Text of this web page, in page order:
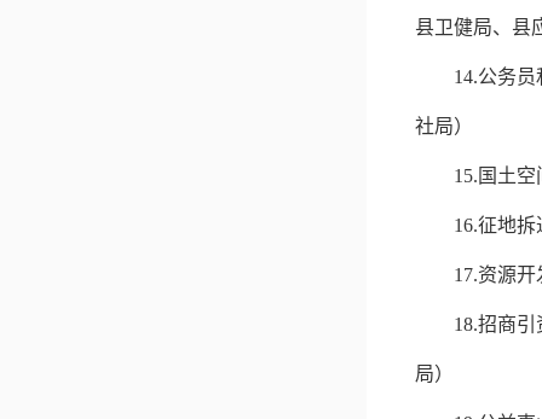
县卫健局、县
14.公务员
社局）
15. 国土
16.征地拆
17.资源开
18.招商引
局）